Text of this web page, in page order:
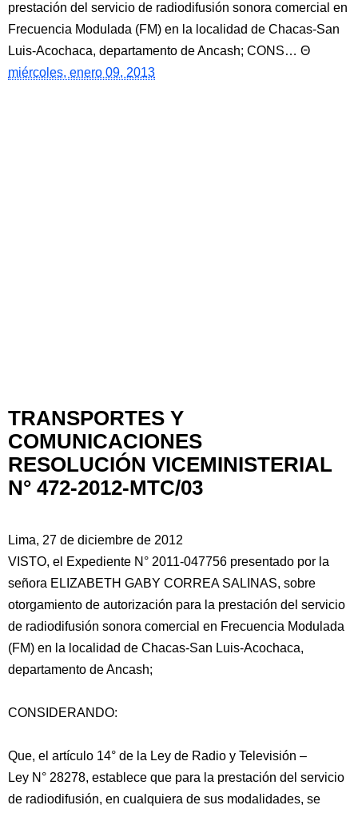
prestación del servicio de radiodifusión sonora comercial en
Frecuencia Modulada (FM) en la localidad de Chacas-San
Luis-Acochaca, departamento de Ancash; CONS…
miércoles, enero 09, 2013
TRANSPORTES Y
COMUNICACIONES
RESOLUCIÓN VICEMINISTERIAL
N° 472-2012-MTC/03
Lima, 27 de diciembre de 2012
VISTO, el Expediente N° 2011-047756 presentado por la
señora ELIZABETH GABY CORREA SALINAS, sobre
otorgamiento de autorización para la prestación del servicio
de radiodifusión sonora comercial en Frecuencia Modulada
(FM) en la localidad de Chacas-San Luis-Acochaca,
departamento de Ancash;
CONSIDERANDO:
Que, el artículo 14° de la Ley de Radio y Televisión –
Ley N° 28278, establece que para la prestación del servicio
de radiodifusión, en cualquiera de sus modalidades, se